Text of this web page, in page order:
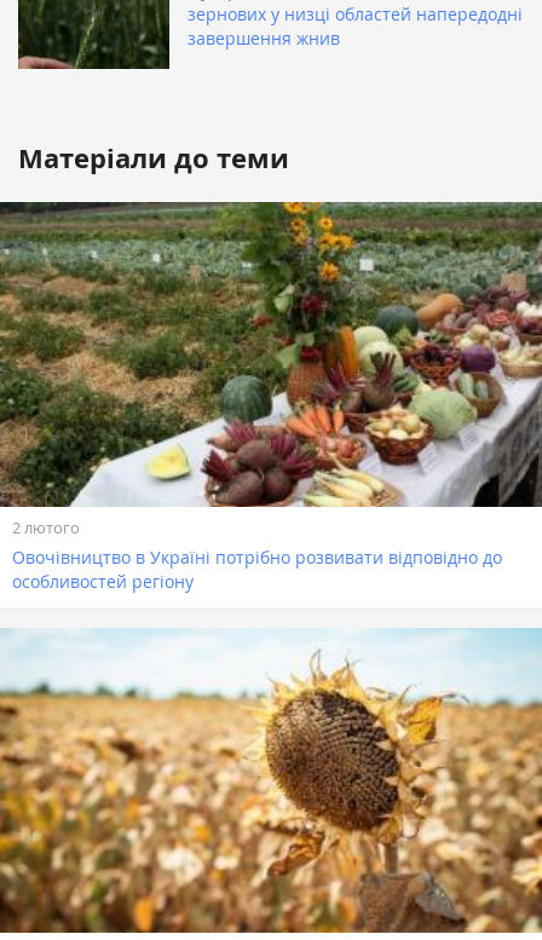
зернових у низці областей напередодні
завершення жнив
Матеріали до теми
2 лютого
Овочівництво в Україні потрібно розвивати відповідно до
особливостей регіону